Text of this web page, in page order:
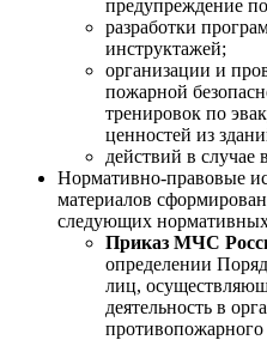
предупреждение
разработки
инструктажей;
организации и
пожарной
тренировок по
ценностей из
действий в случае
Нормативно-правовые
материалов
следующих
Приказ МЧС
определении
лиц,
деятельность в